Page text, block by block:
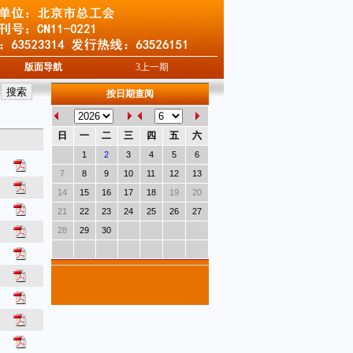
版面导航 3上一期
按日期查阅
日 一 二 三 四 五 六
1 2 3 4 5
6
7
8 9 10 11 12
13
14
15 16 17 18 19
20
21
22 23 24 25 26
27
28
29 30